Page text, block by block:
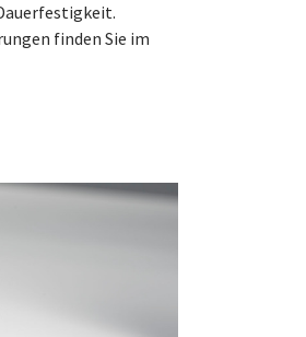
finden Sie im